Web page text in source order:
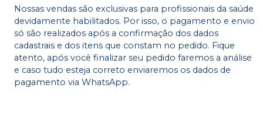
Nossas vendas são exclusivas para profissionais da saúde
devidamente habilitados. Por isso, o pagamento e envio
só são realizados após a confirmação dos dados
cadastrais e dos itens que constam no pedido. Fique
atento, após você finalizar seu pedido faremos a análise
e caso tudo esteja correto enviaremos os dados de
pagamento via WhatsApp.